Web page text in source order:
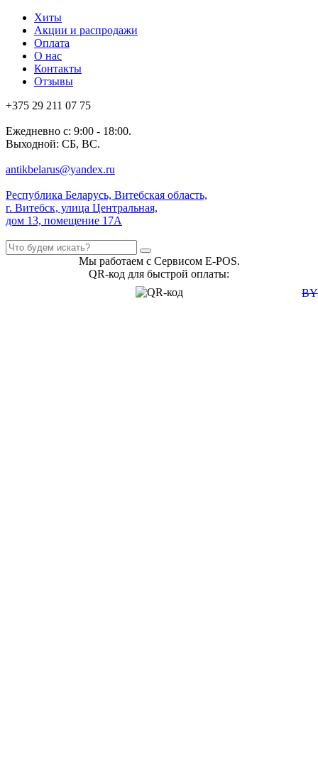
Хиты
Акции и распродажи
Оплата
О нас
Контакты
Отзывы
+375 29 211 07 75
Ежедневно с: 9:00 - 18:00.
Выходной: СБ, ВС.
antikbelarus@yandex.ru
Республика Беларусь, Витебская область,
г. Витебск, улица Центральная,
дом 13, помещение 17А
Мы работаем с Сервисом E-POS.
QR-код для быстрой оплаты: